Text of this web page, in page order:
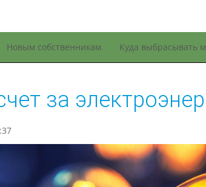
Новым собственникам Куда выбрасывать
за